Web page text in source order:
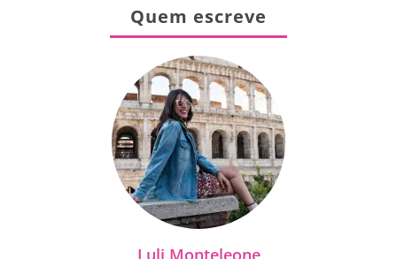
Quem escreve
Luli Monteleone